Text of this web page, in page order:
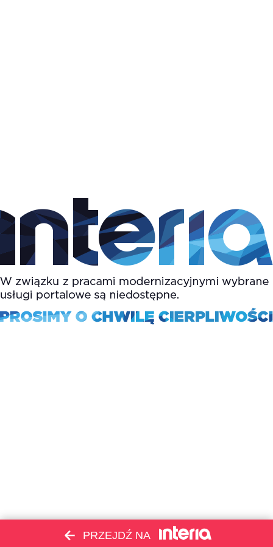
PRZEJDŹ NA